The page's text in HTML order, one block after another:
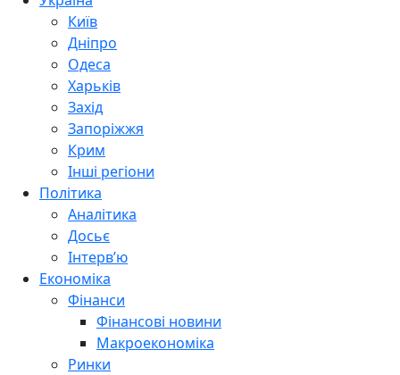
Київ
Дніпро
Одеса
Харьків
Захід
Запоріжжя
Крим
Інші регіони
Політика
Аналітика
Досьє
Інтерв’ю
Економіка
Фінанси
Фінансові новини
Макроекономіка
Ринки